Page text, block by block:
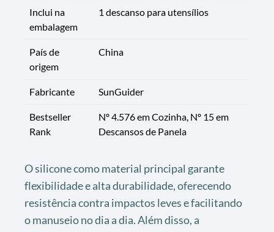
Inclui na
embalagem
1 descanso para utensílios
País de
origem
China
Fabricante SunGuider
Bestseller
Rank
Nº 4.576 em Cozinha, Nº 15 em
Descansos de Panela
O silicone como material principal garante
flexibilidade e alta durabilidade, oferecendo
resistência contra impactos leves e facilitando
o manuseio no dia a dia. Além disso, a